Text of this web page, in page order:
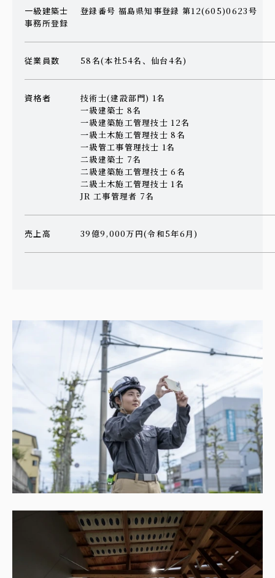
一級建築士
事務所登録
登録番号 福島県知事登録 第12(605)0623号
従業員数 58名(本社54名、仙台4名)
資格者
技術士(建設部門) 1名
一級建築士 8名
一級建築施工管理技士 12名
一級土木施工管理技士 8名
一級管工事管理技士 1名
二級建築士 7名
二級建築施工管理技士 6名
二級土木施工管理技士 1名
JR 工事管理者 7名
売上高 39億9,000万円(令和5年6月)